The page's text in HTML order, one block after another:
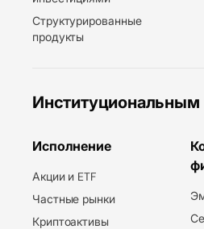
Структурированные
продукты
Институциональным
Исполнение
Акции и ETF
Частные рынки
Криптоактивы